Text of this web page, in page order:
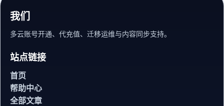
我们
多云账号开通、代充值、迁移运维与内容同步支持。
站点链接
首页
帮助中心
全部文章